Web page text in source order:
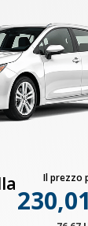
Il prezzo